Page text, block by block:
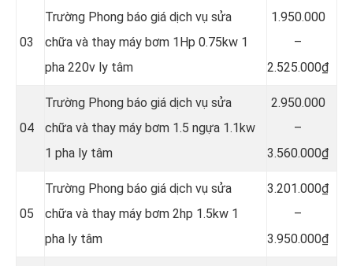
03
Trường Phong báo giá dịch vụ sửa
chữa và thay máy bơm 1Hp 0.75kw 1
pha 220v ly tâm
1.950.000
–
2.525.000₫
04
Trường Phong báo giá dịch vụ sửa
chữa và thay máy bơm 1.5 ngựa 1.1kw
1 pha ly tâm
2.950.000
–
3.560.000₫
05
Trường Phong báo giá dịch vụ sửa
chữa và thay máy bơm 2hp 1.5kw 1
pha ly tâm
3.201.000₫
–
3.950.000₫